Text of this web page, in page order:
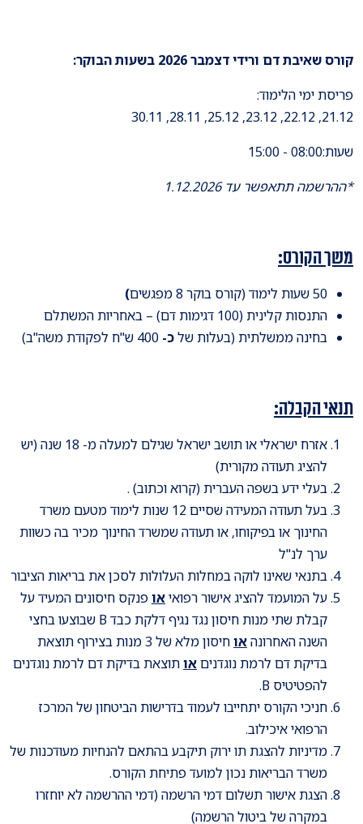
קורס שאיבת דם ורידי דצמבר2026 בשעות הבוקר:
פריסת ימי הלימוד:
21.12, 22.12, 23.12, 25.12, 28.11, 30.11
שעות:08:00 - 15:00
*ההרשמה תתאפשר עד 1.12.2026
משך הקורס:
50 שעות לימוד (קורס בוקר 8 מפגשים
)
התנסות קלינית (100 דגימות דם) – באחריות המשתלם
בחינה ממשלתית (בעלות שלכ-
תנאי הקבלה:
אזרח ישראלי או תושב ישראל שגילם למעלה מ- 18 שנה (יש
להציג תעודה מקורית)
בעלי ידע בשפה העברית (קרוא וכתוב) .
בעל תעודה המעידה שסיים 12 שנות לימוד מטעם משרד
החינוך או בפיקוחו, או תעודה שמשרד החינוך מכיר בה כשוות
ערך לנ"ל
בתנאי שאינו לוקה במחלות העלולות לסכן את בריאות הציבור
על המועמד להציג אישור רפואיאופנקס חיסונים המעיד על
קבלת שתי מנות חיסון נגד נגיף דלקת כבד B שבוצעו בחצי
השנה האחרונהאו
חיסון מלא של 3 מנות בצירוף תוצאת
בדיקת דם לרמת נוגדניםאותוצאת בדיקת דם לרמת נוגדנים
להפטיטיס B.
חניכי הקורס יתחייבו לעמוד בדרישות הביטחון של המרכז
הרפואי איכילוב.
מדיניות להצגת תו ירוק תיקבע בהתאם להנחיות מעודכנות של
משרד הבריאות נכון למועד פתיחת הקורס.
הצגת אישור תשלום דמי הרשמה (דמי ההרשמה לא יוחזרו
במקרה של ביטול הרשמה)